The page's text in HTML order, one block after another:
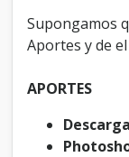
a
s
d
l
Supongamos
Aportes y de
APORTES